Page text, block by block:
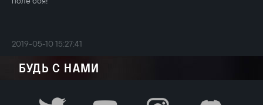
2019-05-10 15:27:41
БУДЬ С НАМИ